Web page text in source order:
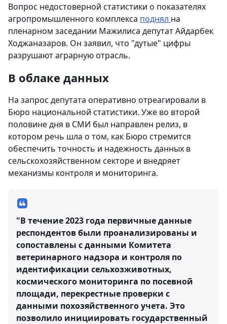
Вопрос недостоверной статистики о показателях
агропромышленного комплекса поднял на
пленарном заседании Мажилиса депутат Айдарбек
Ходжаназаров. Он заявил, что "дутые" цифры
разрушают аграрную отрасль.
В облаке данных
На запрос депутата оперативно отреагировали в
Бюро национальной статистики. Уже во второй
половине дня в СМИ был направлен релиз, в
котором речь шла о том, как Бюро стремится
обеспечить точность и надежность данных в
сельскохозяйственном секторе и внедряет
механизмы контроля и мониторинга.
"В течение 2023 года первичные данные
респондентов были проанализированы и
сопоставлены с данными Комитета
ветеринарного надзора и контроля по
идентификации сельхозживотных,
космического мониторинга по посевной
площади, перекрестные проверки с
данными похозяйственного учета. Это
позволило инициировать государственный